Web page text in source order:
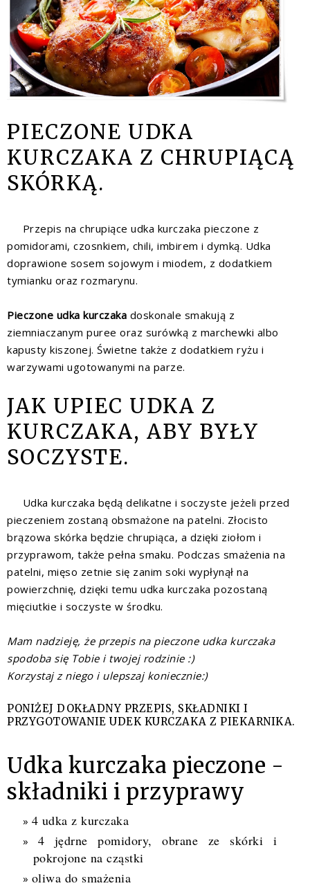
PIECZONE UDKA
KURCZAKA Z CHRUPIĄCĄ
SKÓRKĄ.
Przepis na chrupiące udka kurczaka pieczone z
pomidorami, czosnkiem, chili, imbirem i dymką. Udka
doprawione sosem sojowym i miodem, z dodatkiem
tymianku oraz rozmarynu.
Pieczone udka kurczaka doskonale smakują z
ziemniaczanym puree oraz surówką z marchewki albo
kapusty kiszonej. Świetne także z dodatkiem ryżu i
warzywami ugotowanymi na parze.
JAK UPIEC UDKA Z
KURCZAKA, ABY BYŁY
SOCZYSTE.
Udka kurczaka będą delikatne i soczyste jeżeli przed
pieczeniem zostaną obsmażone na patelni. Złocisto
brązowa skórka będzie chrupiąca, a dzięki ziołom i
przyprawom, także pełna smaku. Podczas smażenia na
patelni, mięso zetnie się zanim soki wypłynął na
powierzchnię, dzięki temu udka kurczaka pozostaną
mięciutkie i soczyste w środku.
Mam nadzieję, że przepis na pieczone udka kurczaka
spodoba się Tobie i twojej rodzinie :)
Korzystaj z niego i ulepszaj koniecznie:)
PONIŻEJ DOKŁADNY PRZEPIS, SKŁADNIKI I
PRZYGOTOWANIE UDEK KURCZAKA Z PIEKARNIKA.
Udka kurczaka pieczone -
składniki i przyprawy
4 udka z kurczaka
4 jędrne pomidory, obrane ze skórki i
pokrojone na cząstki
oliwa do smażenia